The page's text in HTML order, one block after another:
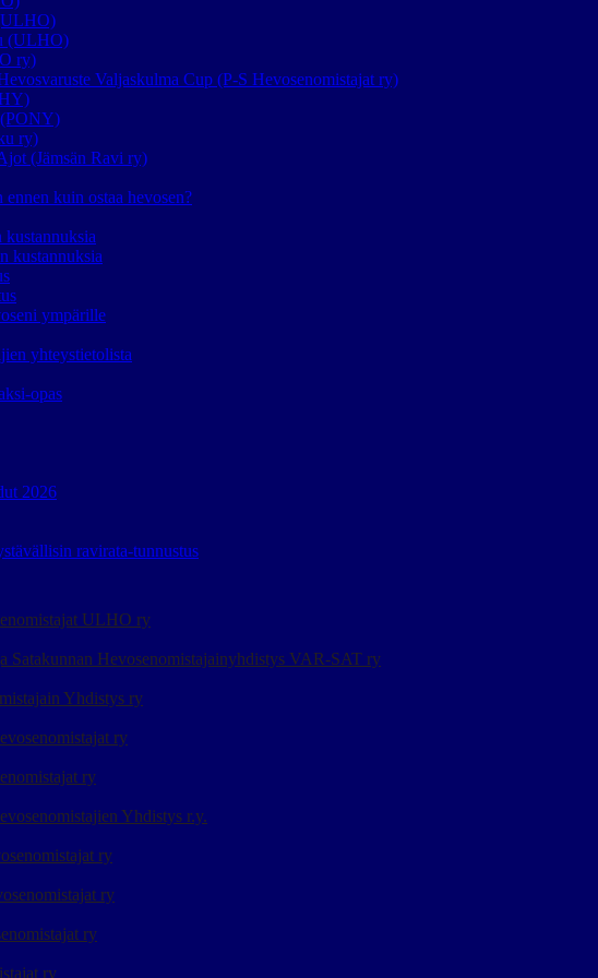
(ULHO)
ry)
Valjaskulma Cup (P-S Hevosenomistajat ry)
ry)
(Jämsän Ravi ry)
kuin ostaa hevosen?
kustannuksia
kustannuksia
ympärille
yhteystietolista
opas
2026
ravirata-tunnustus
ULHO ry
Satakunnan Hevosenomistajainyhdistys VAR-SAT ry
Yhdistys ry
ry
ry
Yhdistys r.y.
ry
ry
ry
ry